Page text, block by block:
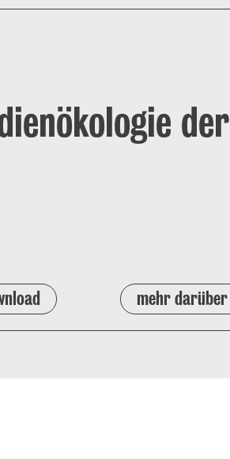
der
mehr darüber